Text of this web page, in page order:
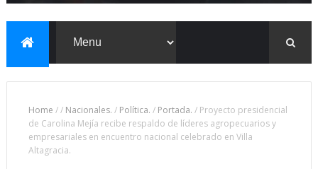
Home // Nacionales. / Política. / Portada. / Proyecto presidencial
de Carolina Mejía recibe respaldo de líderes agropecuarios y
empresariales en encuentro nacional celebrado en Villa
Altagracia.